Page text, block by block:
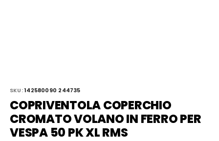
SKU: 142580090 244735
COPRIVENTOLA COPERCHIO
CROMATO VOLANO IN FERRO PER
VESPA 50 PK XL RMS